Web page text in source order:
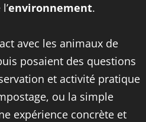
environnement.
avec les animaux de
posaient des questions
et activité pratique
ou la simple
expérience concrète et